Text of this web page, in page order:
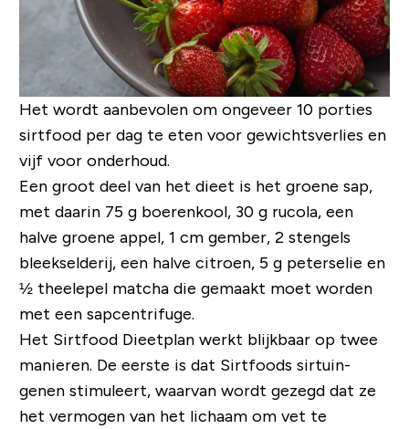
Het wordt aanbevolen om ongeveer 10 porties
sirtfood per dag te eten voor gewichtsverlies en
vijf voor onderhoud.
Een groot deel van het dieet is het groene sap,
met daarin 75 g boerenkool, 30 g rucola, een
halve groene appel, 1 cm gember, 2 stengels
bleekselderij, een halve citroen, 5 g peterselie en
½ theelepel matcha die gemaakt moet worden
met een sapcentrifuge.
Het Sirtfood Dieetplan werkt blijkbaar op twee
manieren. De eerste is dat Sirtfoods sirtuin-
genen stimuleert, waarvan wordt gezegd dat ze
het vermogen van het lichaam om vet te